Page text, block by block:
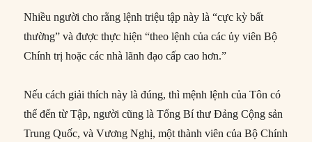
Nhiều người cho rằng lệnh triệu tập này là “cực kỳ bất
thường” và được thực hiện “theo lệnh của các ủy viên Bộ
Chính trị hoặc các nhà lãnh đạo cấp cao hơn.”
Nếu cách giải thích này là đúng, thì mệnh lệnh của Tôn có
thể đến từ Tập, người cũng là Tổng Bí thư Đảng Cộng sản
Trung Quốc, và Vương Nghị, một thành viên của Bộ Chính